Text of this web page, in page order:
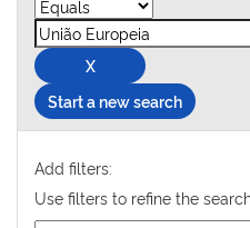
Start a new search
Add filters:
Use filters to refine the